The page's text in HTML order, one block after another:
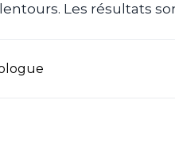
Les résultats